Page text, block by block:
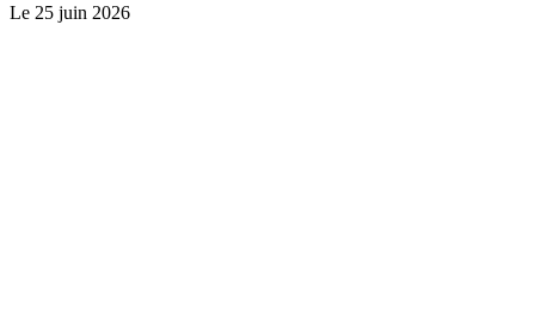
Le 25 juin 2026